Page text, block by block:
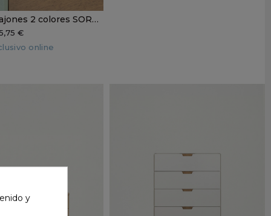
Cómoda 3 cajones 2 colores SOREN
€
online
y